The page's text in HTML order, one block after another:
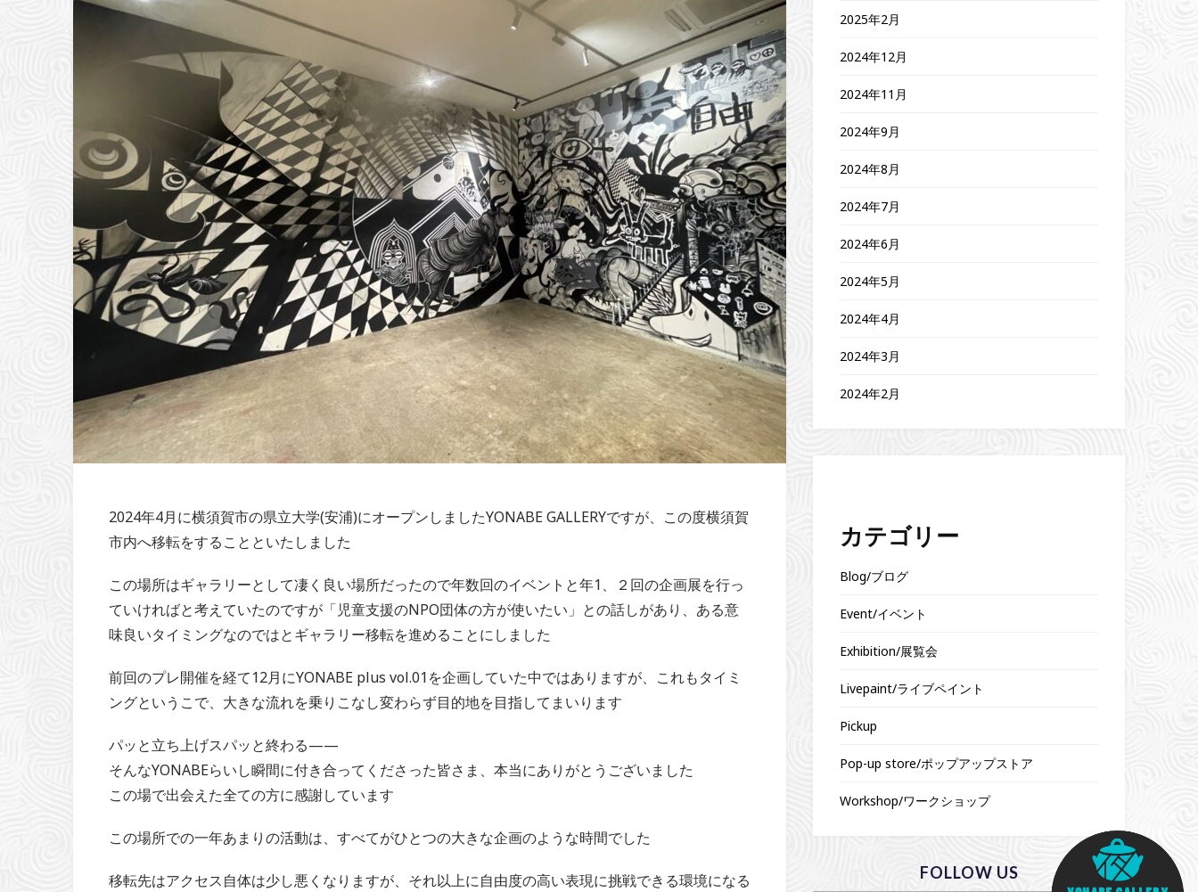
2024年4月に横須賀市の県立大学(安浦)にオープンしましたYONABE GALLERYですが、この度横須賀
市内へ移転をすることといたしました
この場所はギャラリーとして凄く良い場所だったので年数回のイベントと年1、２回の企画展を行っ
ていければと考えていたのですが「児童支援のNPO団体の方が使いたい」との話しがあり、ある意
味良いタイミングなのではとギャラリー移転を進めることにしました
前回のプレ開催を経て12月にYONABE plus vol.01を企画していた中ではありますが、これもタイミ
ングというこで、大きな流れを乗りこなし変わらず目的地を目指してまいります
パッと立ち上げスパッと終わる——
そんなYONABEらいし瞬間に付き合ってくださった皆さま、本当にありがとうございました
この場で出会えた全ての方に感謝しています
この場所での一年あまりの活動は、すべてがひとつの大きな企画のような時間でした
移転先はアクセス自体は少し悪くなりますが、それ以上に自由度の高い表現に挑戦できる環境になる
2025年2月
2024年12月
2024年11月
2024年9月
2024年8月
2024年7月
2024年6月
2024年5月
2024年4月
2024年3月
2024年2月
カテゴリー
Blog/ブログ
Event/イベント
Exhibition/展覧会
Livepaint/ライブペイント
Pickup
Pop-up store/ポップアップストア
Workshop/ワークショップ
FOLLOW US